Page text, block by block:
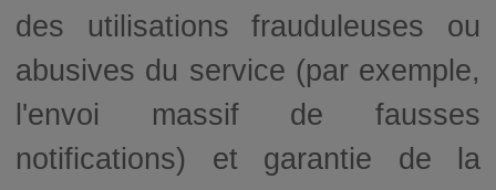
des utilisations frauduleuses ou
abusives du service (par exemple,
l'envoi massif de fausses
notifications) et garantie de la